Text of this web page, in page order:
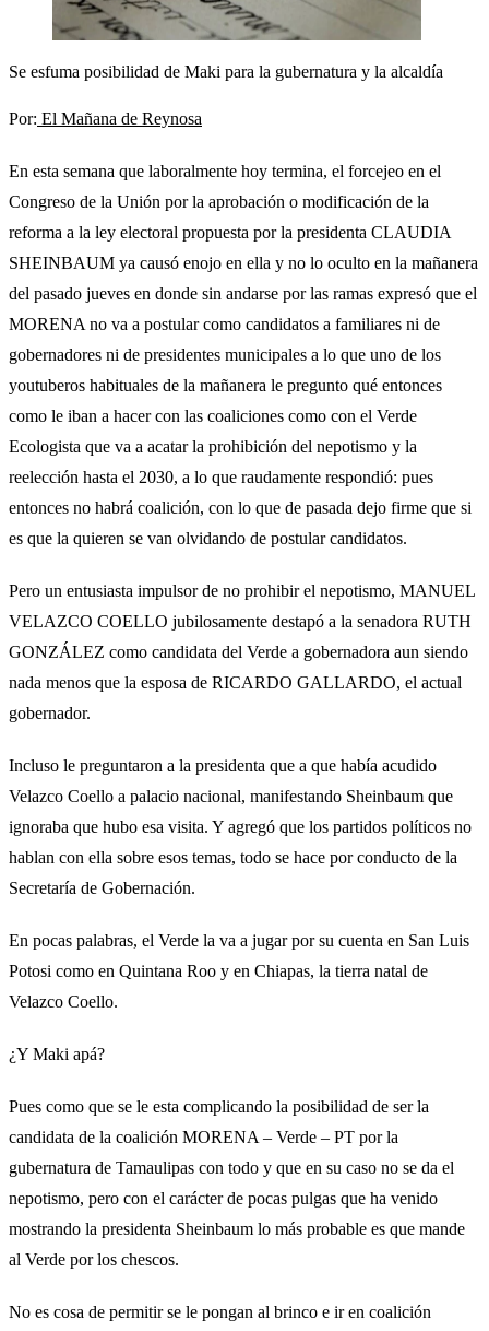
Se esfuma posibilidad de Maki para la gubernatura y la alcaldía
Por: El Mañana de Reynosa
En esta semana que laboralmente hoy termina, el forcejeo en el
Congreso de la Unión por la aprobación o modificación de la
reforma a la ley electoral propuesta por la presidenta CLAUDIA
SHEINBAUM ya causó enojo en ella y no lo oculto en la mañanera
del pasado jueves en donde sin andarse por las ramas expresó que el
MORENA no va a postular como candidatos a familiares ni de
gobernadores ni de presidentes municipales a lo que uno de los
youtuberos habituales de la mañanera le pregunto qué entonces
como le iban a hacer con las coaliciones como con el Verde
Ecologista que va a acatar la prohibición del nepotismo y la
reelección hasta el 2030, a lo que raudamente respondió: pues
entonces no habrá coalición, con lo que de pasada dejo firme que si
es que la quieren se van olvidando de postular candidatos.
Pero un entusiasta impulsor de no prohibir el nepotismo, MANUEL
VELAZCO COELLO jubilosamente destapó a la senadora RUTH
GONZÁLEZ como candidata del Verde a gobernadora aun siendo
nada menos que la esposa de RICARDO GALLARDO, el actual
gobernador.
Incluso le preguntaron a la presidenta que a que había acudido
Velazco Coello a palacio nacional, manifestando Sheinbaum que
ignoraba que hubo esa visita. Y agregó que los partidos políticos no
hablan con ella sobre esos temas, todo se hace por conducto de la
Secretaría de Gobernación.
En pocas palabras, el Verde la va a jugar por su cuenta en San Luis
Potosi como en Quintana Roo y en Chiapas, la tierra natal de
Velazco Coello.
¿Y Maki apá?
Pues como que se le esta complicando la posibilidad de ser la
candidata de la coalición MORENA – Verde – PT por la
gubernatura de Tamaulipas con todo y que en su caso no se da el
nepotismo, pero con el carácter de pocas pulgas que ha venido
mostrando la presidenta Sheinbaum lo más probable es que mande
al Verde por los chescos.
No es cosa de permitir se le pongan al brinco e ir en coalición